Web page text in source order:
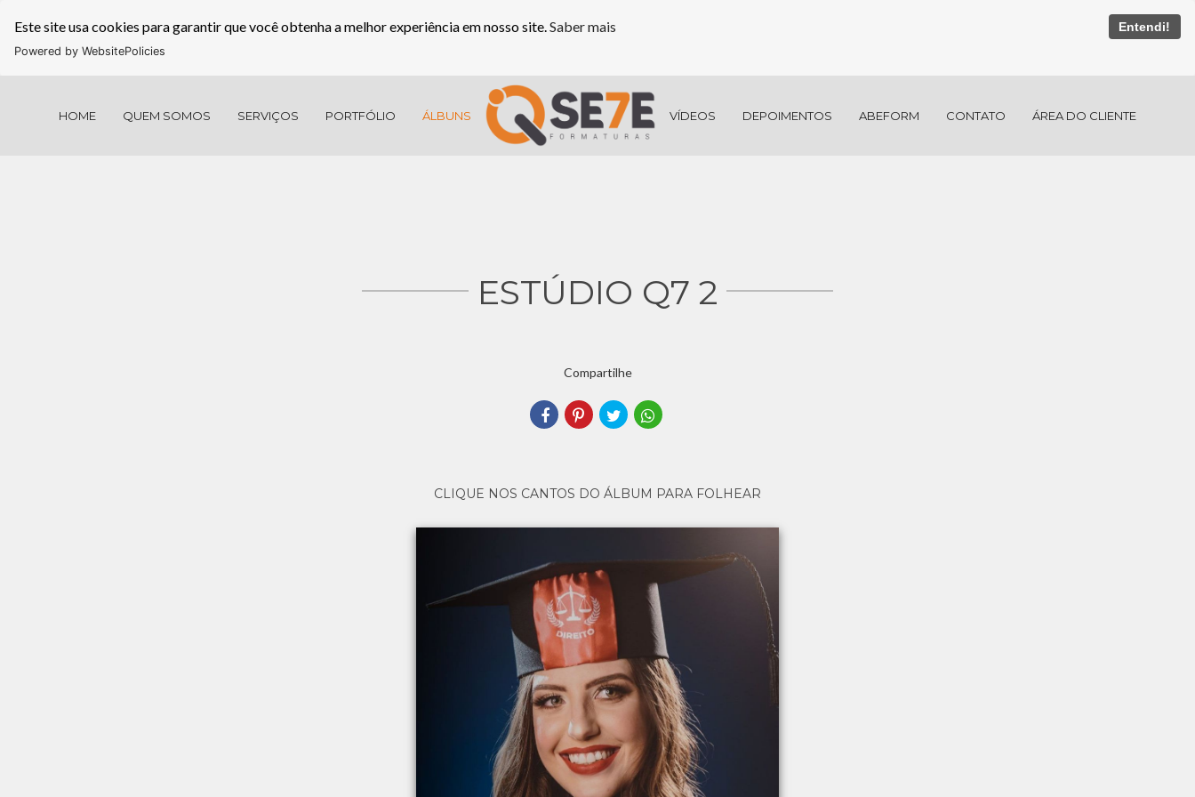
Este site usa cookies para garantir que você obtenha a melhor experiência em nosso site. Saber mais Entendi!
Powered by WebsitePolicies
HOME QUEM SOMOS SERVIÇOS PORTFÓLIO ÁLBUNS VÍDEOS DEPOIMENTOS ABEFORM CONTATO ÁREA DO CLIENTE
ESTÚDIO Q7 2
Compartilhe
CLIQUE NOS CANTOS DO ÁLBUM PARA FOLHEAR